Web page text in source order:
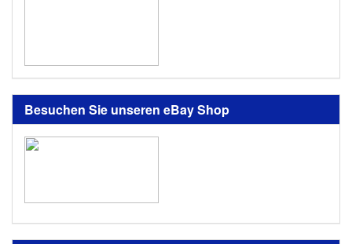
Besuchen Sie unseren eBay Shop